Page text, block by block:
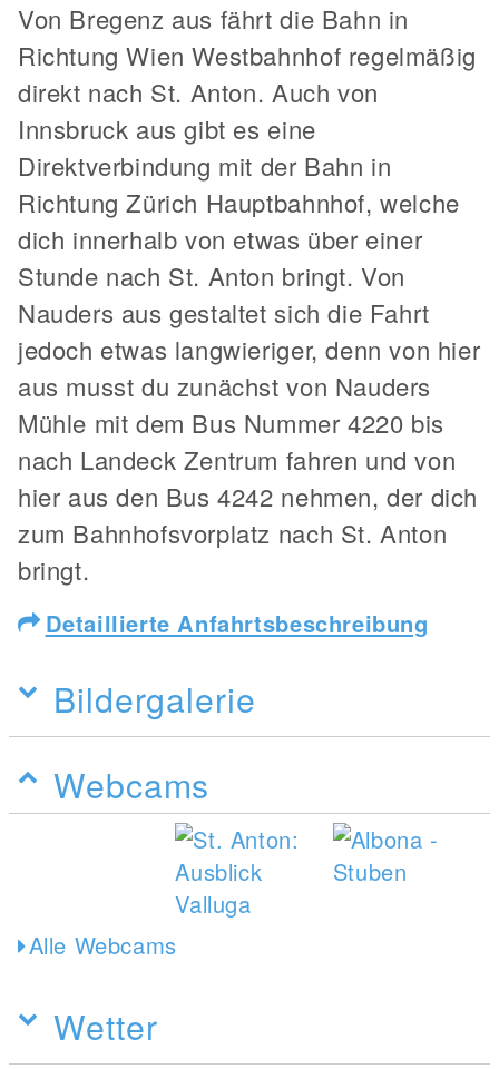
Von Bregenz aus fährt die Bahn in
Richtung Wien Westbahnhof regelmäßig
direkt nach St. Anton. Auch von
Innsbruck aus gibt es eine
Direktverbindung mit der Bahn in
Richtung Zürich Hauptbahnhof, welche
dich innerhalb von etwas über einer
Stunde nach St. Anton bringt. Von
Nauders aus gestaltet sich die Fahrt
jedoch etwas langwieriger, denn von hier
aus musst du zunächst von Nauders
Mühle mit dem Bus Nummer 4220 bis
nach Landeck Zentrum fahren und von
hier aus den Bus 4242 nehmen, der dich
zum Bahnhofsvorplatz nach St. Anton
bringt.
Detaillierte Anfahrtsbeschreibung
Bildergalerie
Webcams
Alle Webcams
Wetter